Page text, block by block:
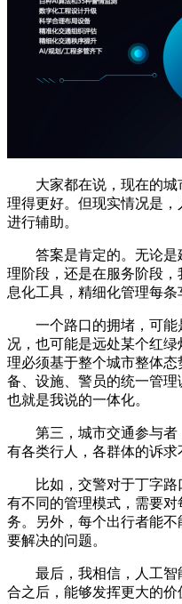
大家都在说，现在的城
理得更好。但现实情况是
进行辅助。
答案是肯定的。无论是
理阶段，还是在服务阶段
息化工具，精细化管理每条
一个路口的拥堵，可能
况，也可能是远处某个红
理必须基于整个城市整体
备、设施、警员的统一管理
也就是我说的一体化。
第三，城市交通参与者
有各类行人，各群体的诉求
比如，交警对于丁字路
有不同的管理模式，需要
务。另外，每个出行者能
要解决的问题。
最后，我相信，人工智
合之后，能够发挥更大的